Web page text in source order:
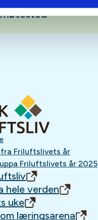
Friluftslivets år
Friluftslivets år 2025
hele verden
uke
læringsarena